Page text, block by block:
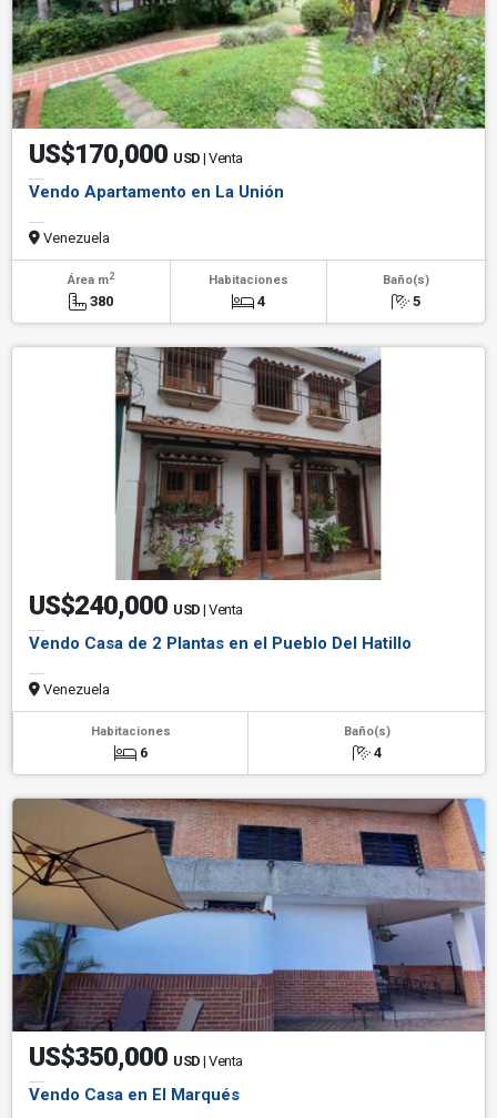
US$170,000 USD | Venta
Vendo Apartamento en La Unión
Venezuela
Área m2
380
Habitaciones
4
Baño(s)
5
US$240,000 USD | Venta
Vendo Casa de 2 Plantas en el Pueblo Del Hatillo
Venezuela
Habitaciones
6
Baño(s)
4
US$350,000 USD | Venta
Vendo Casa en El Marqués